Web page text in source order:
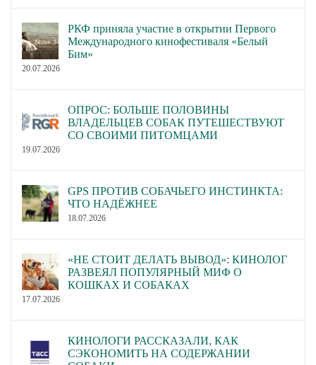
РКФ приняла участие в открытии Первого
Международного кинофестиваля «Белый
Бим»
20.07.2026
ОПРОС: БОЛЬШЕ ПОЛОВИНЫ
ВЛАДЕЛЬЦЕВ СОБАК ПУТЕШЕСТВУЮТ
СО СВОИМИ ПИТОМЦАМИ
19.07.2026
GPS ПРОТИВ СОБАЧЬЕГО ИНСТИНКТА:
ЧТО НАДЁЖНЕЕ
18.07.2026
«НЕ СТОИТ ДЕЛАТЬ ВЫВОД»: КИНОЛОГ
РАЗВЕЯЛ ПОПУЛЯРНЫЙ МИФ О
КОШКАХ И СОБАКАХ
17.07.2026
КИНОЛОГИ РАССКАЗАЛИ, КАК
СЭКОНОМИТЬ НА СОДЕРЖАНИИ